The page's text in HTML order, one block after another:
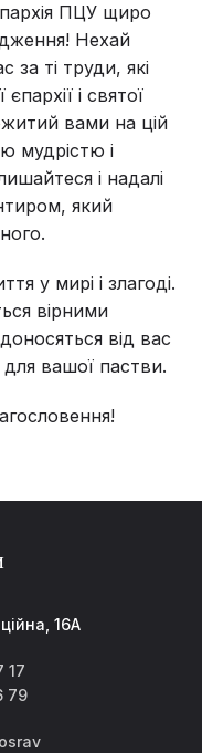
ПЦУ щиро
Нехай
за ті труди, які
і святої
вами на цій
мудрістю і
і надалі
який
у мирі і злагоді.
вірними
від вас
вашої пастви.
16А
17
79